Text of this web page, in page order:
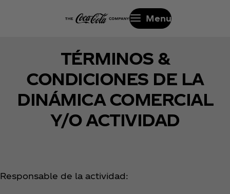
Menu
TÉRMINOS &
CONDICIONES DE LA
DINÁMICA COMERCIAL
Y/O ACTIVIDAD
Responsable de la actividad: